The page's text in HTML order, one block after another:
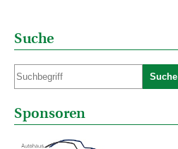
Suche
Suche
Sponsoren